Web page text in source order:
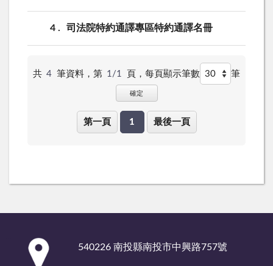
4 司法院特約通譯專區特約通譯名冊
共 4 筆資料，第 1/1 頁， 每頁顯示筆數 筆
確定
第一頁 1 最後一頁
540226 南投縣南投市中興路757號